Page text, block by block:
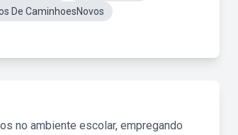
De CaminhoesNovos
no ambiente escolar, empregando